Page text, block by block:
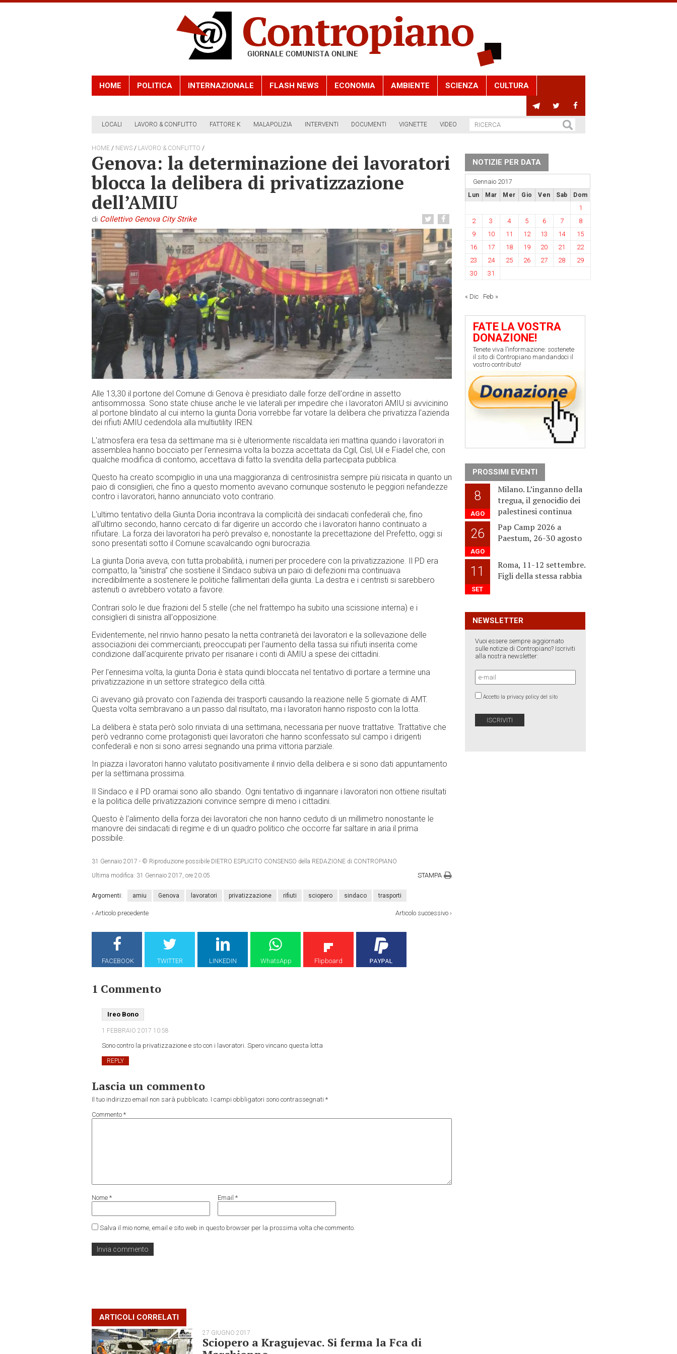
HOME POLITICA INTERNAZIONALE FLASH NEWS ECONOMIA AMBIENTE SCIENZA CULTURA
LOCALI LAVORO & CONFLITTO FATTORE K MALAPOLIZIA INTERVENTI DOCUMENTI VIGNETTE VIDEO
HOME / NEWS / LAVORO & CONFLITTO /
Genova: la determinazione dei lavoratori
blocca la delibera di privatizzazione
dell’AMIU
di Collettivo Genova City Strike
Alle 13,30 il portone del Comune di Genova è presidiato dalle forze dell'ordine in assetto
antisommossa. Sono state chiuse anche le vie laterali per impedire che i lavoratori AMIU si avvicinino
al portone blindato al cui interno la giunta Doria vorrebbe far votare la delibera che privatizza l'azienda
dei rifiuti AMIU cedendola alla multiutility IREN.
L'atmosfera era tesa da settimane ma si è ulteriormente riscaldata ieri mattina quando i lavoratori in
assemblea hanno bocciato per l'ennesima volta la bozza accettata da Cgil, Cisl, Uil e Fiadel che, con
qualche modifica di contorno, accettava di fatto la svendita della partecipata pubblica.
Questo ha creato scompiglio in una una maggioranza di centrosinistra sempre più risicata in quanto un
paio di consiglieri, che fino a questo momento avevano comunque sostenuto le peggiori nefandezze
contro i lavoratori, hanno annunciato voto contrario.
L'ultimo tentativo della Giunta Doria incontrava la complicità dei sindacati confederali che, fino
all'ultimo secondo, hanno cercato di far digerire un accordo che i lavoratori hanno continuato a
rifiutare. La forza dei lavoratori ha però prevalso e, nonostante la precettazione del Prefetto, oggi si
sono presentati sotto il Comune scavalcando ogni burocrazia.
La giunta Doria aveva, con tutta probabilità, i numeri per procedere con la privatizzazione. Il PD era
compatto, la “sinistra” che sostiene il Sindaco subiva un paio di defezioni ma continuava
incredibilmente a sostenere le politiche fallimentari della giunta. La destra e i centristi si sarebbero
astenuti o avrebbero votato a favore.
Contrari solo le due frazioni del 5 stelle (che nel frattempo ha subito una scissione interna) e i
consiglieri di sinistra all'opposizione.
Evidentemente, nel rinvio hanno pesato la netta contrarietà dei lavoratori e la sollevazione delle
associazioni dei commercianti, preoccupati per l'aumento della tassa sui rifiuti inserita come
condizione dall'acquirente privato per risanare i conti di AMIU a spese dei cittadini.
Per l'ennesima volta, la giunta Doria è stata quindi bloccata nel tentativo di portare a termine una
privatizzazione in un settore strategico della città.
Ci avevano già provato con l'azienda dei trasporti causando la reazione nelle 5 giornate di AMT.
Questa volta sembravano a un passo dal risultato, ma i lavoratori hanno risposto con la lotta.
La delibera è stata però solo rinviata di una settimana, necessaria per nuove trattative. Trattative che
però vedranno come protagonisti quei lavoratori che hanno sconfessato sul campo i dirigenti
confederali e non si sono arresi segnando una prima vittoria parziale.
In piazza i lavoratori hanno valutato positivamente il rinvio della delibera e si sono dati appuntamento
per la settimana prossima.
Il Sindaco e il PD oramai sono allo sbando. Ogni tentativo di ingannare i lavoratori non ottiene risultati
e la politica delle privatizzazioni convince sempre di meno i cittadini.
Questo è l'alimento della forza dei lavoratori che non hanno ceduto di un millimetro nonostante le
manovre dei sindacati di regime e di un quadro politico che occorre far saltare in aria il prima
possibile.
31 Gennaio 2017 - © Riproduzione possibile DIETRO ESPLICITO CONSENSO della REDAZIONE di CONTROPIANO
Ultima modifica: 31 Gennaio 2017, ore 20:05 STAMPA
Argomenti: amiu Genova lavoratori privatizzazione rifiuti sciopero sindaco trasporti
‹ Articolo precedente Articolo successivo ›
FACEBOOK TWITTER LINKEDIN WhatsApp Flipboard
1 Commento
Ireo Bono
1 FEBBRAIO 2017 10:58
Sono contro la privatizzazione e sto con i lavoratori. Spero vincano questa lotta
REPLY
Lascia un commento
Il tuo indirizzo email non sarà pubblicato. I campi obbligatori sono contrassegnati *
Commento *
Nome * Email *
Salva il mio nome, email e sito web in questo browser per la prossima volta che commento.
ARTICOLI CORRELATI
27 GIUGNO 2017
Sciopero a Kragujevac. Si ferma la Fca di
NOTIZIE PER DATA
Gennaio 2017
Lun Mar Mer Gio Ven Sab Dom
1
2
3 4 5 6 7
8
9
10 11 12 13 14
15
16
17 18 19 20 21
22
23
24 25 26 27 28
29
30
31
« Dic Feb »
FATE LA VOSTRA
DONAZIONE!
Tenete viva l’informazione: sostenete
il sito di Contropiano mandandoci il
vostro contributo!
PROSSIMI EVENTI
8
AGO
Milano. L’inganno della
tregua, il genocidio dei
palestinesi continua
26
AGO
Pap Camp 2026 a
Paestum, 26-30 agosto
11
SET
Roma, 11-12 settembre.
Figli della stessa rabbia
NEWSLETTER
Vuoi essere sempre aggiornato
sulle notizie di Contropiano? Iscriviti
alla nostra newsletter:
Accetto la privacy policy del sito